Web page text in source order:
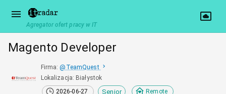
Agregator ofert pracy w IT
Magento Developer
Firma: @ TeamQuest
Lokalizacja: Białystok
2026-06-27
Senior Remote